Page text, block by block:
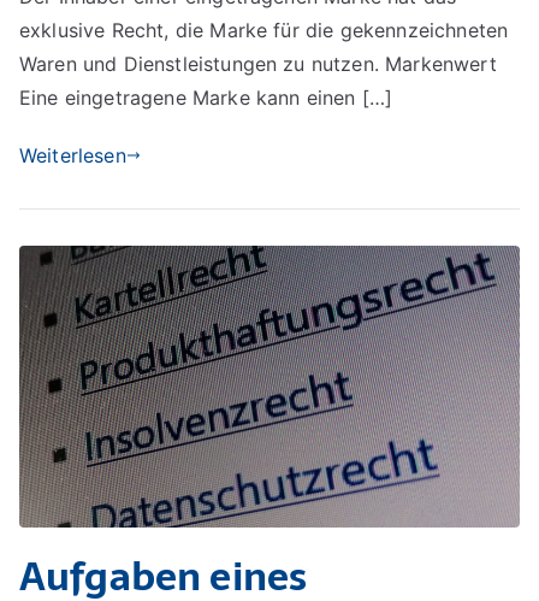
exklusive Recht, die Marke für die gekennzeichneten
Waren und Dienstleistungen zu nutzen. Markenwert
Eine eingetragene Marke kann einen […]
Weiterlesen
Aufgaben eines